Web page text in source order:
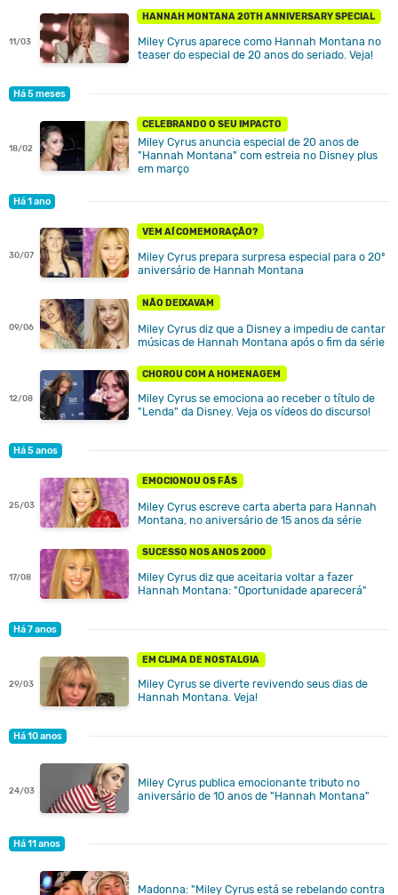
11/03
HANNAH MONTANA 20TH ANNIVERSARY SPECIAL
Miley Cyrus aparece como Hannah Montana no
teaser do especial de 20 anos do seriado. Veja!
Há 5 meses
18/02
CELEBRANDO O SEU IMPACTO
Miley Cyrus anuncia especial de 20 anos de
"Hannah Montana" com estreia no Disney plus
em março
Há 1 ano
30/07
VEM AÍ COMEMORAÇÃO?
Miley Cyrus prepara surpresa especial para o 20º
aniversário de Hannah Montana
09/06
NÃO DEIXAVAM
Miley Cyrus diz que a Disney a impediu de cantar
músicas de Hannah Montana após o fim da série
12/08
CHOROU COM A HOMENAGEM
Miley Cyrus se emociona ao receber o título de
"Lenda" da Disney. Veja os vídeos do discurso!
Há 5 anos
25/03
EMOCIONOU OS FÃS
Miley Cyrus escreve carta aberta para Hannah
Montana, no aniversário de 15 anos da série
17/08
SUCESSO NOS ANOS 2000
Miley Cyrus diz que aceitaria voltar a fazer
Hannah Montana: "Oportunidade aparecerá"
Há 7 anos
29/03
EM CLIMA DE NOSTALGIA
Miley Cyrus se diverte revivendo seus dias de
Hannah Montana. Veja!
Há 10 anos
24/03
Miley Cyrus publica emocionante tributo no
aniversário de 10 anos de "Hannah Montana"
Há 11 anos
Madonna: "Miley Cyrus está se rebelando contra